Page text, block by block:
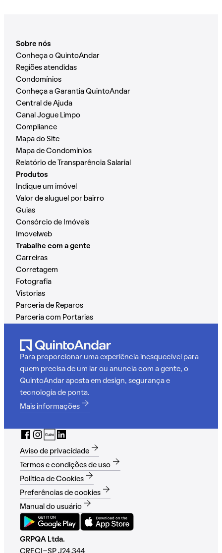
Sobre nós
Conheça o QuintoAndar
Regiões atendidas
Condomínios
Conheça a Garantia QuintoAndar
Central de Ajuda
Canal Jogue Limpo
Compliance
Mapa do Site
Mapa de Condomínios
Relatório de Transparência Salarial
Produtos
Indique um imóvel
Valor de aluguel por bairro
Guias
Consórcio de Imóveis
Imovelweb
Trabalhe com a gente
Carreiras
Corretagem
Fotografia
Vistorias
Parceria de Reparos
Parceria com Portarias
Para proporcionar uma experiência inesquecível para
quem precisa de um lar ou anuncia com a gente, o
QuintoAndar aposta em design, segurança e
tecnologia de ponta.
Mais informações
Aviso de privacidade
Termos e condições de uso
Política de Cookies
Preferências de cookies
Manual do usuário
GRPQA Ltda.